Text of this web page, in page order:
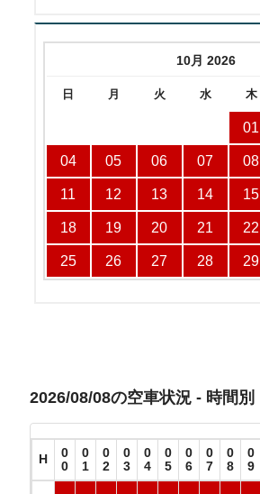
10月 2026
日 月 火 水 木
01
04 05 06 07 08
11 12 13 14 15
18 19 20 21 22
25 26 27 28 29
2026/08/08の空車状況 - 時間別
H
0
0
0
1
0
2
0
3
0
4
0
5
0
6
0
7
0
8
0
9